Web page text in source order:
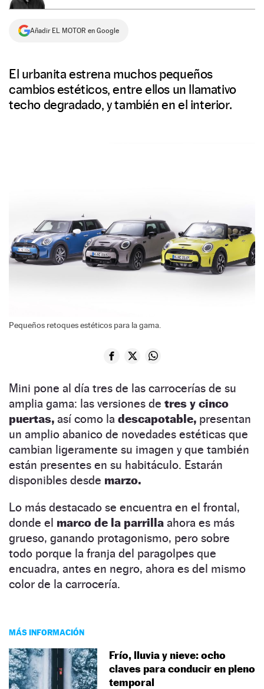
Añadir EL MOTOR en Google
El urbanita estrena muchos pequeños
cambios estéticos, entre ellos un llamativo
techo degradado, y también en el interior.
Pequeños retoques estéticos para la gama.
Mini pone al día tres de las carrocerías de su
amplia gama: las versiones de tres y cinco
puertas, así como la descapotable, presentan
un amplio abanico de novedades estéticas que
cambian ligeramente su imagen y que también
están presentes en su habitáculo. Estarán
disponibles desde marzo.
Lo más destacado se encuentra en el frontal,
donde el marco de la parrilla ahora es más
grueso, ganando protagonismo, pero sobre
todo porque la franja del paragolpes que
encuadra, antes en negro, ahora es del mismo
color de la carrocería.
MÁS INFORMACIÓN
Frío, lluvia y nieve: ocho
claves para conducir en pleno
temporal